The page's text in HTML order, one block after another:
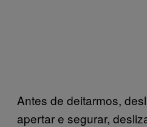
Antes de deitarmos,
apertar e segurar,